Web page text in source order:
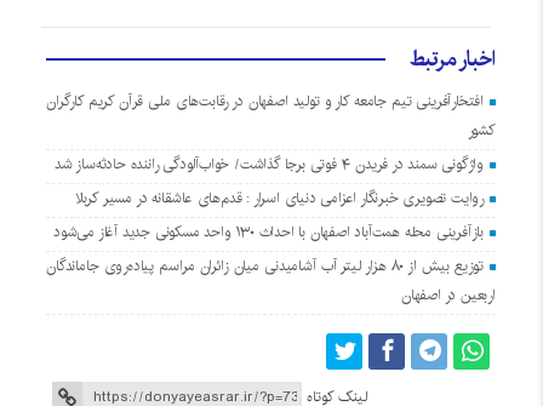
اخبار مرتبط
افتخارآفرینی تیم جامعه کار و تولید اصفهان در رقابت‌های ملی قرآن کریم کارگران
کشور
واژگونی سمند در فریدن ۴ فوتی برجا گذاشت/ خواب‌آلودگی راننده حادثه‌ساز شد
روایت تصویری خبرنگار اعزامی دنیای اسرار : قدم‌های عاشقانه در مسیر کربلا
بازآفرینی محله همت‌آباد اصفهان با احداث ۱۳۰ واحد مسکونی جدید آغاز می‌شود
توزیع بیش از ۸۰ هزار لیتر آب آشامیدنی میان زائران مراسم پیاده‌روی جاماندگان
اربعین در اصفهان
لینک کوتاه